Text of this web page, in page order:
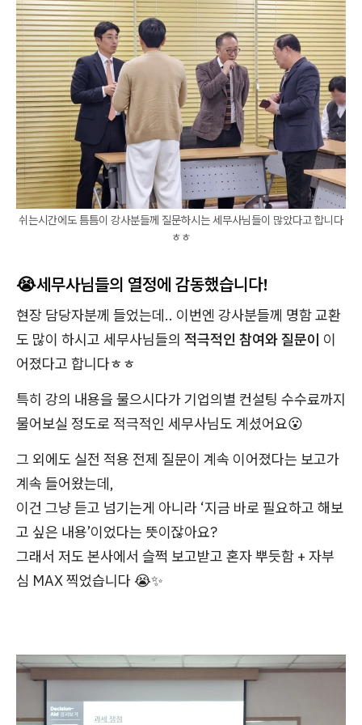
쉬는시간에도 틈틈이 강사분들께 질문하시는 세무사님들이 많았다고 합니다
ㅎㅎ
😭세무사님들의 열정에 감동했습니다!
현장 담당자분께 들었는데.. 이번엔 강사분들께 명함 교환
도 많이 하시고 세무사님들의 적극적인 참여와 질문이 이
어졌다고 합니다ㅎㅎ
특히 강의 내용을 물으시다가 기업의별 컨설팅 수수료까지
물어보실 정도로 적극적인 세무사님도 계셨어요😮
그 외에도 실전 적용 전제 질문이 계속 이어졌다는 보고가
계속 들어왔는데,
이건 그냥 듣고 넘기는게 아니라 ‘지금 바로 필요하고 해보
고 싶은 내용’이었다는 뜻이잖아요?
그래서 저도 본사에서 슬쩍 보고받고 혼자 뿌듯함 + 자부
심 MAX 찍었습니다 😭✨